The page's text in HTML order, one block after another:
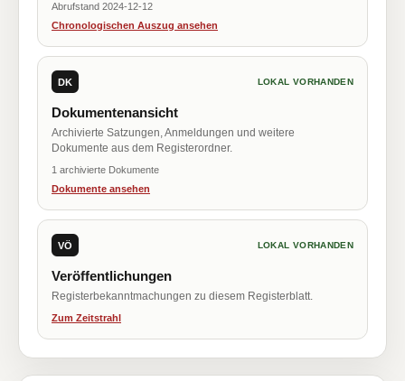
Abrufstand 2024-12-12
Chronologischen Auszug ansehen
DK LOKAL VORHANDEN
Dokumentenansicht
Archivierte Satzungen, Anmeldungen und weitere
Dokumente aus dem Registerordner.
1 archivierte Dokumente
Dokumente ansehen
VÖ LOKAL VORHANDEN
Veröffentlichungen
Registerbekanntmachungen zu diesem Registerblatt.
Zum Zeitstrahl